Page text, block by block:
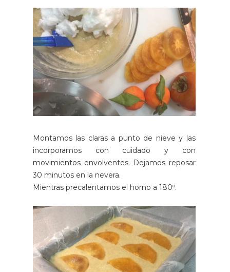
Montamos las claras a punto de nieve y las
incorporamos con cuidado y con
movimientos envolventes. Dejamos reposar
30 minutos en la nevera.
Mientras precalentamos el horno a 180º.